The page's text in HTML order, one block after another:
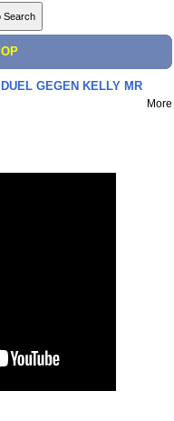
GEGEN KELLY MR
More